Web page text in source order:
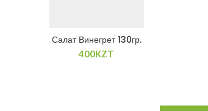
Салат Винегрет 130гр.
400KZT